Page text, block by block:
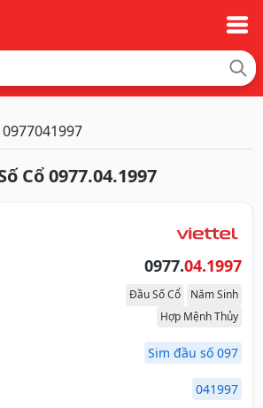
Cổ 0977.04.1997
0977.04.1997
Đầu Số Cổ
Năm Sinh
Hợp Mệnh Thủy
Sim đầu số 097
041997